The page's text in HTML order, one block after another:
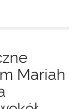
Mariah